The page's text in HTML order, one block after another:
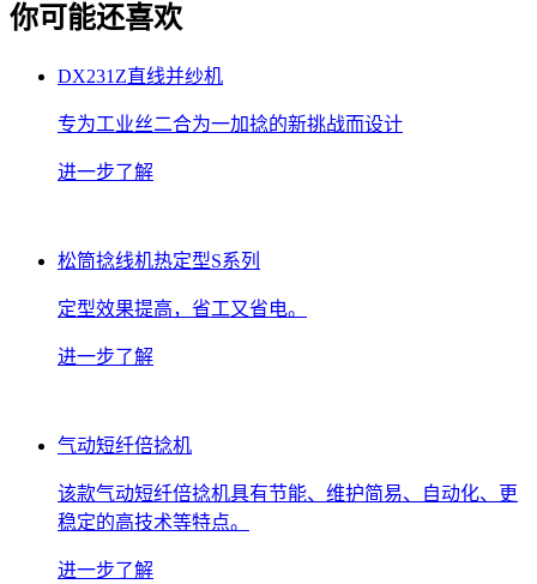
你可能还喜欢
DX231Z直线并纱机
专为工业丝二合为一加捻的新挑战而设计
进一步了解
松筒捻线机热定型S系列
定型效果提高，省工又省电。
进一步了解
气动短纤倍捻机
该款气动短纤倍捻机具有节能、维护简易、自动化、更
稳定的高技术等特点。
进一步了解